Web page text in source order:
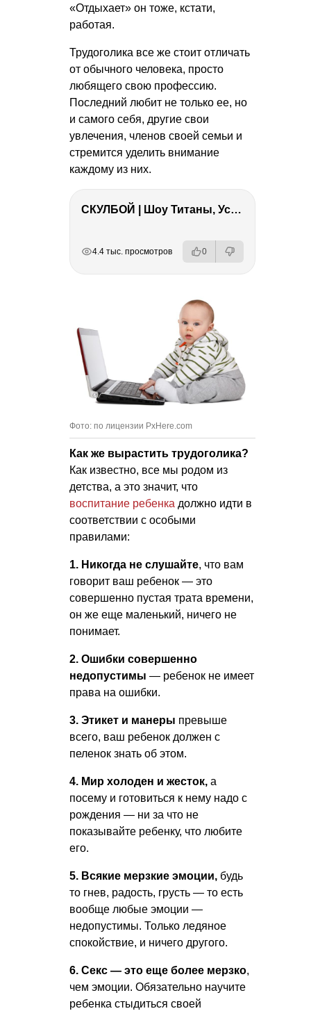
«Отдыхает» он тоже, кстати,
работая.
Трудоголика все же стоит отличать
от обычного человека, просто
любящего свою профессию.
Последний любит не только ее, но
и самого себя, другие свои
увлечения, членов своей семьи и
стремится уделить внимание
каждому из них.
СКУЛБОЙ | Шоу Титаны, Усейн Болт, Ларрат, Зашквар!
4.4 тыс. просмотров 0
Фото: по лицензии PxHere.com
Как же вырастить трудоголика?
Как известно, все мы родом из
детства, а это значит, что
воспитание ребенка должно идти в
соответствии с особыми
правилами:
1. Никогда не слушайте, что вам
говорит ваш ребенок — это
совершенно пустая трата времени,
он же еще маленький, ничего не
понимает.
2. Ошибки совершенно
недопустимы — ребенок не имеет
права на ошибки.
3. Этикет и манеры превыше
всего, ваш ребенок должен с
пеленок знать об этом.
4. Мир холоден и жесток, а
посему и готовиться к нему надо с
рождения — ни за что не
показывайте ребенку, что любите
его.
5. Всякие мерзкие эмоции, будь
то гнев, радость, грусть — то есть
вообще любые эмоции —
недопустимы. Только ледяное
спокойствие, и ничего другого.
6. Секс — это еще более мерзко,
чем эмоции. Обязательно научите
ребенка стыдиться своей